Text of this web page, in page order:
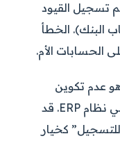
تسجيل القيود
البنك). الخطأ
الحسابات الأم.
عدم تكوين
خصائص الحسابات بشكل صحيح في نظام ERP. قد
كخيار